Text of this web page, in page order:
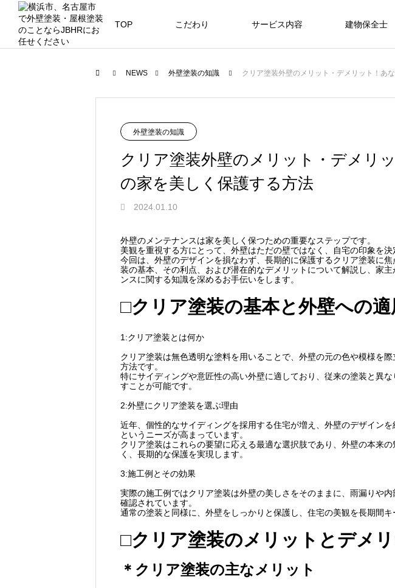
TOP こだわり サービス内容 建物保全士
お盆に伴う休業のお知らせ
2026.07.30
【年収600万も
場管理サポー
髪型自由
2026.04.13
川崎市でリノベーションを検討する方
へ｜後悔しない計画の立て方と相談先
の選び方
2026.07.01
座間市の外壁塗
JBHRにお任せ
2026.06.01
NEW
2021.04.25
建物の点検・維
門家へ （チ
2020.03.09
お客様アンケート405
2026.01.25
お客様アンケー
2026.01.25
藤沢市でリノベーションを検討する方
へ｜費用・進め方・会社選びのポイン
2026.08.01
火災報知器の設
はあるのかを
2026.04.18
川崎市でリノベーションを検討する方
へ｜後悔しない計画の立て方と相談先
の選び方
2026.07.01
座間市の外壁塗
JBHRにお任せ
2026.06.01
NEW
2021.04.25
施工の際は足場
2020.05.25
クーリング・オフ手続きのお知らせ
2024.04.26
NEWS 外壁塗装の知識 クリア塗装外壁のメリット・デメリット！あ
外壁塗装の知識
クリア塗装外壁のメリット・デメリ
の家を美しく保護する方法
2024.01.10
外壁のメンテナンスは家を美しく保つための重要なステップです。
美観を重視する方にとって、外壁はただの壁ではなく、自宅の印象を決
今回は、外壁のデザインを損なわず、長期的に保護するクリア塗装に
装の基本、その利点、および潜在的なデメリットについて解説し、家
ンスに関する知識を深めるお手伝いをします。
□クリア塗装の基本と外壁への適
1:クリア塗装とは何か
クリア塗装は無色透明な塗料を用いることで、外壁の元の色や模様を
方法です。
特にサイディングや意匠性の高い外壁に適しており、従来の塗装と異
すことが可能です。
2:外壁にクリア塗装を選ぶ理由
近年、個性的なサイディングを採用する住宅が増え、外壁のデザイン
というニーズが高まっています。
クリア塗装はこれらの要望に応える最適な選択肢であり、外壁の本来
く、長期的な保護を実現します。
3:施工例とその効果
実際の施工例ではクリア塗装は外壁の美しさをそのままに、雨漏りや
確認されています。
通常の塗装と同様に、外壁をしっかりと保護し、住宅の美観を長期間キ
□クリア塗装のメリットとデメ
＊クリア塗装の主なメリット